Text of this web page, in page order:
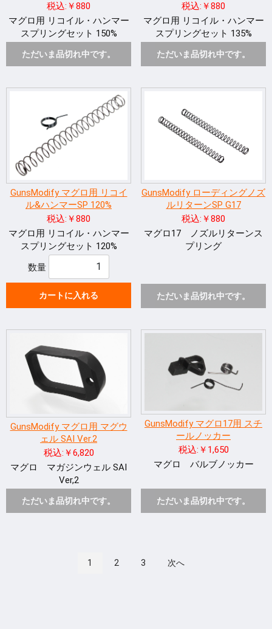
税込:￥880
マグロ用 リコイル・ハンマー
スプリングセット 150%
ただいま品切れ中です。
税込:￥880
マグロ用 リコイル・ハンマー
スプリングセット 135%
ただいま品切れ中です。
GunsModify マグロ用 リコイ
ル&ハンマーSP 120%
税込:￥880
マグロ用 リコイル・ハンマー
スプリングセット 120%
数量
カートに入れる
GunsModify ローディングノズ
ルリターンSP G17
税込:￥880
マグロ17 ノズルリターンス
プリング
ただいま品切れ中です。
GunsModify マグロ用 マグウ
ェル SAI Ver.2
税込:￥6,820
マグロ マガジンウェル SAI
Ver,2
ただいま品切れ中です。
GunsModify マグロ17用 スチ
ールノッカー
税込:￥1,650
マグロ バルブノッカー
ただいま品切れ中です。
1 2 3 次へ